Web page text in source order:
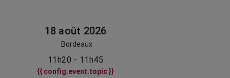
18 août 2026
Bordeaux
11h20 - 11h45
{{ config.event.topic }}